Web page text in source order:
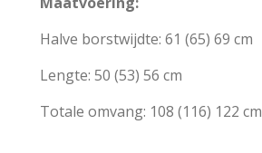
Halve borstwijdte: 61 (65) 69 cm
Lengte: 50 (53) 56 cm
Totale omvang: 108 (116) 122 cm